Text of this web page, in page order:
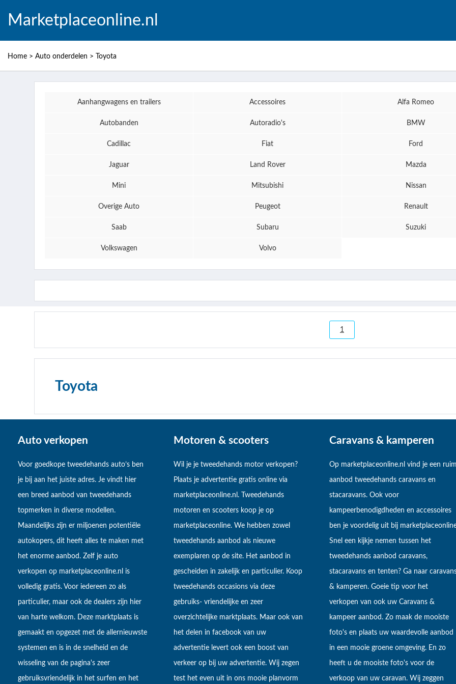
Marketplaceonline.nl
Home > Auto onderdelen > Toyota
Aanhangwagens en trailers Accessoires Alfa Romeo
Autobanden Autoradio's BMW
Cadillac Fiat Ford
Jaguar Land Rover Mazda
Mini Mitsubishi Nissan
Overige Auto Peugeot Renault
Saab Subaru Suzuki
Volkswagen Volvo
1
Toyota
Auto verkopen
Voor goedkope tweedehands auto’s ben
je bij aan het juiste adres. Je vindt hier
een breed aanbod van tweedehands
topmerken in diverse modellen.
Maandelijks zijn er miljoenen potentiële
autokopers, dit heeft alles te maken met
het enorme aanbod. Zelf je auto
verkopen op marketplaceonline.nl is
volledig gratis. Voor iedereen zo als
particulier, maar ook de dealers zijn hier
van harte welkom. Deze marktplaats is
gemaakt en opgezet met de allernieuwste
systemen en is in de snelheid en de
wisseling van de pagina's zeer
gebruiksvriendelijk in het surfen en het
Motoren & scooters
Wil je je tweedehands motor verkopen?
Plaats je advertentie gratis online via
marketplaceonline.nl. Tweedehands
motoren en scooters koop je op
marketplaceonline. We hebben zowel
tweedehands aanbod als nieuwe
exemplaren op de site. Het aanbod in
gescheiden in zakelijk en particulier. Koop
tweedehands occasions via deze
gebruiks- vriendelijke en zeer
overzichtelijke marktplaats. Maar ook van
het delen in facebook van uw
advertentie levert ook een boost van
verkeer op bij uw advertentie. Wij zegen
test het even uit in ons mooie planvorm
Caravans & kamperen
Op marketplaceonline.nl vind je een ruim
aanbod tweedehands caravans en
stacaravans. Ook voor
kampeerbenodigdheden en accessoires
ben je voordelig uit bij
Snel een kijkje nemen tussen het
tweedehands aanbod caravans,
stacaravans en tenten? Ga naar
& kamperen. Goeie tip voor het
verkopen van ook uw Caravans &
kampeer aanbod. Zo maak de mooiste
foto's en plaats uw waardevolle aanbod
in een mooie groene omgeving. En zo
heeft u de mooiste foto's voor de
verkoop van uw caravan. Wij zeggen